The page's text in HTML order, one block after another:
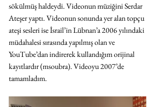
sökülmüş haldeydi. Videonun müziğini Serdar
Ateşer yaptı. Videonun sonunda yer alan topçu
ateşi sesleri ise İsrail’in Lübnan’a 2006 yılındaki
müdahalesi sırasında yapılmış olan ve
YouTube’dan indirerek kullandığım orijinal
kayıtlardır (msoubra). Videoyu 2007’de
tamamladım.